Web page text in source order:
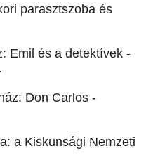
parasztszoba és
Emil és a detektívek -
Don Carlos -
a Kiskunsági Nemzeti